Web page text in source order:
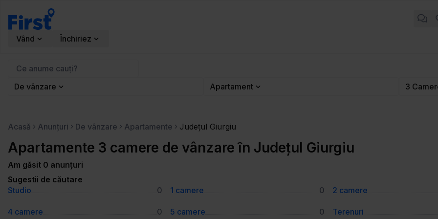
Vând Închiriez
De vânzare Apartament 3
Acasă Anunțuri De vânzare Apartamente Județul Giurgiu
Apartamente 3 camere de vânzare în Județul Giurgiu
Am găsit 0 anunțuri
Sugestii de căutare
Studio
0 1 camere 0 2 camere
4 camere 0 5 camere 0 Terenuri